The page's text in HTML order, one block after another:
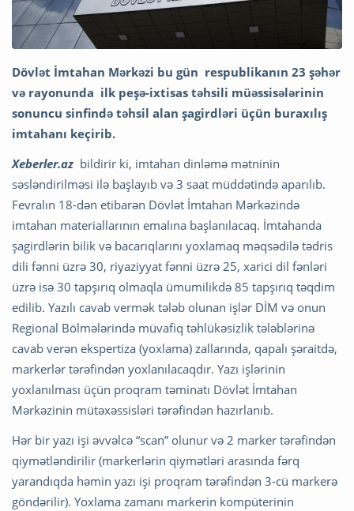
Dövlət İmtahan Mərkəzi bu gün respublikanın 23 şəhər
və rayonunda ilk peşə-ixtisas təhsili müəssisələrinin
sonuncu sinfində təhsil alan şagirdləri üçün buraxılış
imtahanı keçirib.
Xeberler.az bildirir ki, imtahan dinləmə mətninin
səsləndirilməsi ilə başlayıb və 3 saat müddətində aparılıb.
Fevralın 18-dən etibarən Dövlət İmtahan Mərkəzində
imtahan materiallarının emalına başlanılacaq. İmtahanda
şagirdlərin bilik və bacarıqlarını yoxlamaq məqsədilə tədris
dili fənni üzrə 30, riyaziyyat fənni üzrə 25, xarici dil fənləri
üzrə isə 30 tapşırıq olmaqla ümumilikdə 85 tapşırıq təqdim
edilib. Yazılı cavab vermək tələb olunan işlər DİM və onun
Regional Bölmələrində müvafiq təhlükəsizlik tələblərinə
cavab verən ekspertiza (yoxlama) zallarında, qapalı şəraitdə,
markerlər tərəfindən yoxlanılacaqdır. Yazı işlərinin
yoxlanılması üçün proqram təminatı Dövlət İmtahan
Mərkəzinin mütəxəssisləri tərəfindən hazırlanıb.
Hər bir yazı işi əvvəlcə “scan” olunur və 2 marker tərəfindən
qiymətləndirilir (markerlərin qiymətləri arasında fərq
yarandıqda həmin yazı işi proqram tərəfindən 3-cü markerə
göndərilir). Yoxlama zamanı markerin kompüterinin